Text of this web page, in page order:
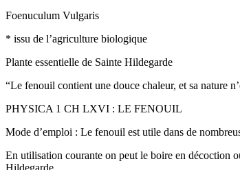
Foenuculum Vulgaris
* issu de l’agriculture biologique
Plante essentielle de Sainte Hildegarde
“Le fenouil contient une douce chaleur, et sa nature
PHYSICA 1 CH LXVI : LE FENOUIL
Mode d’emploi : Le fenouil est utile dans de
En utilisation courante on peut le boire en décoction
Hildegarde.